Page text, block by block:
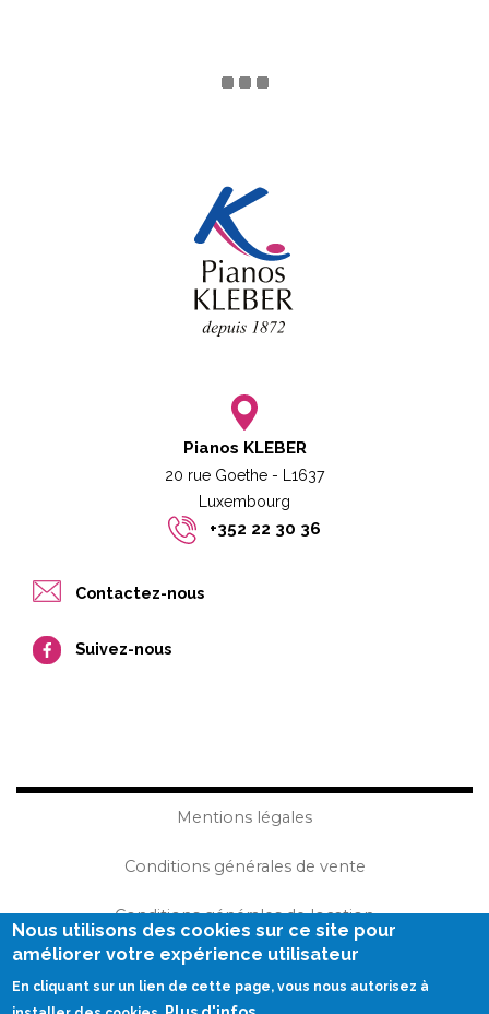
Pianos KLEBER
20 rue Goethe - L1637
Luxembourg​​
+352 22 30 36
Contactez-nous
Suivez-nous
Mentions légales
Conditions générales de vente
Conditions générales de location
Plan du site
Nous utilisons des cookies sur ce site pour
améliorer votre expérience utilisateur
En cliquant sur un lien de cette page, vous nous autorisez à